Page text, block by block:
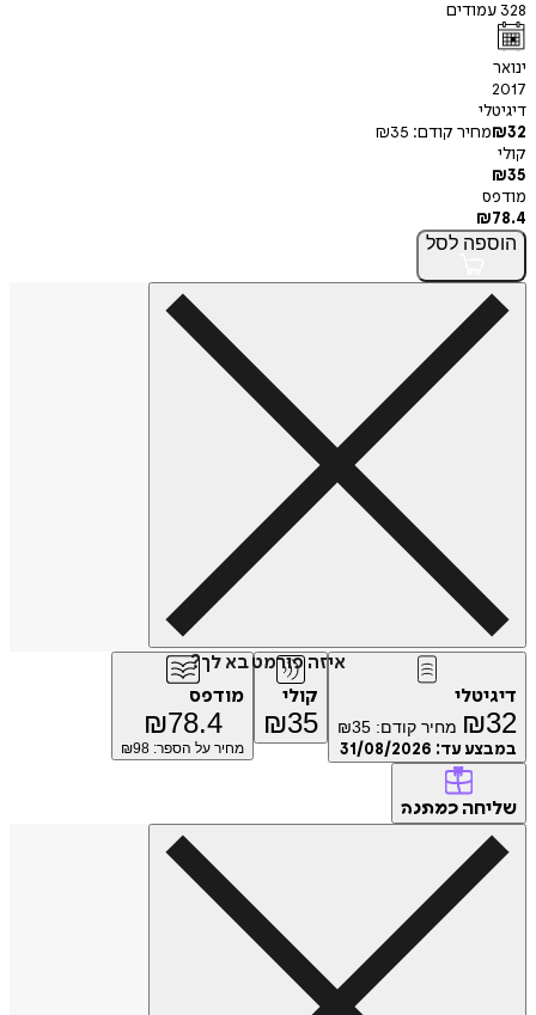
328 עמודים
ינואר
2017
דיגיטלי
₪32 מחיר קודם: ₪35
קולי
₪35
מודפס
₪78.4
הוספה לסל
איזה פורמט בא לך?
דיגיטלי
₪32 מחיר קודם: ₪35
במבצע עד: 31/08/2026
קולי
₪35
מודפס
₪78.4
מחיר על הספר: ₪ 98
שליחה כמתנה